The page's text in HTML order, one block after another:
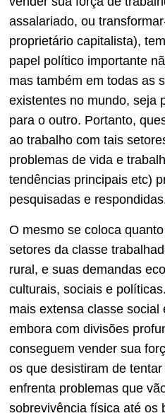
assalariado, ou
proprietário capitalista),
papel político importante
mas também em todas as
existentes no mundo, seja
para o outro. Portanto,
ao trabalho com tais
problemas de vida e
tendências principais etc)
pesquisadas e
O mesmo se coloca
setores da classe
rural, e suas demandas
culturais, sociais e
mais extensa classe social
embora com divisões
conseguem vender sua
os que desistiram de
enfrenta problemas que
sobrevivência física até os